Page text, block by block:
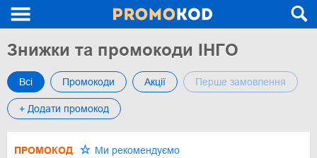
Знижки та промокоди ІНГО
Всі Промокоди Акції Перше замовлення
+ Додати промокод
ПРОМОКОД Ми рекомендуємо